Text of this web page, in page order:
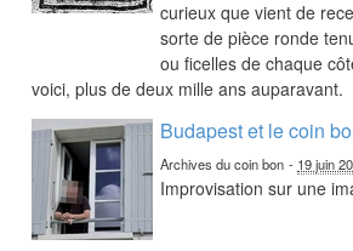
curieux que vient de
sorte de pièce ronde
ou ficelles de chaque
voici, plus de deux mille ans auparavant.
Budapest et le coin
Archives du coin bon - 19 juin
Improvisation sur une